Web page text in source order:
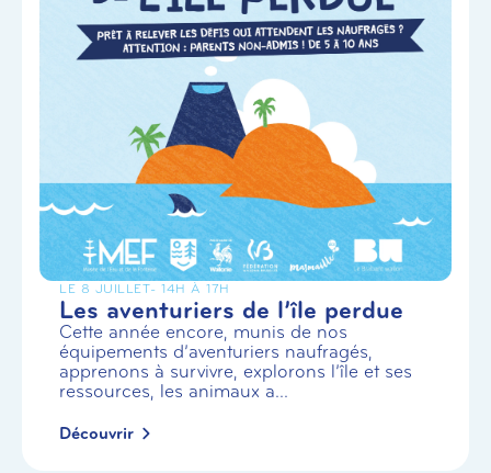
LE 8 JUILLET- 14H À 17H
Les aventuriers de l’île perdue
Cette année encore, munis de nos
équipements d’aventuriers naufragés,
apprenons à survivre, explorons l’île et ses
ressources, les animaux a...
Découvrir